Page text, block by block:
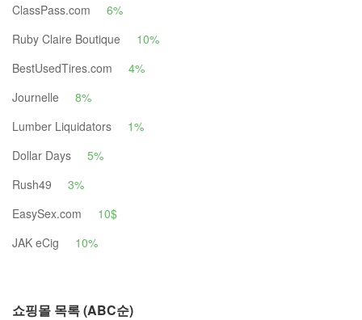
ClassPass.com
6%
Ruby Claire Boutique
10%
BestUsedTires.com
4%
Journelle
8%
Lumber Liquidators
1%
Dollar Days
5%
Rush49
3%
EasySex.com
10$
JAK eCig
10%
쇼핑몰 목록 (ABC순)